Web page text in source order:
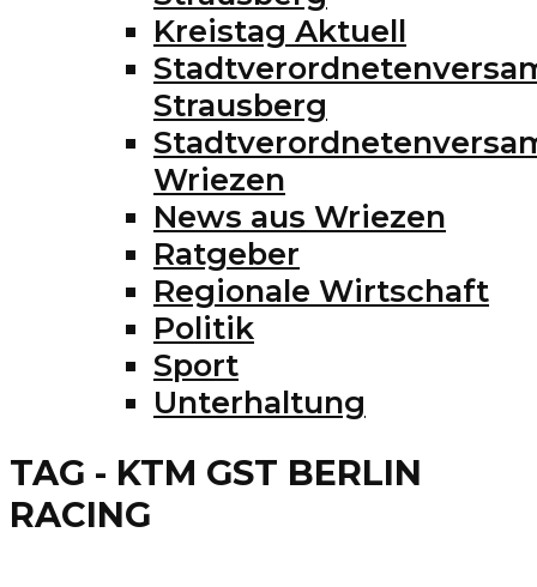
Kreistag Aktuell
Strausberg
Wriezen
News aus Wriezen
Ratgeber
Regionale Wirtschaft
Politik
Sport
Unterhaltung
TAG - KTM GST BERLIN
RACING